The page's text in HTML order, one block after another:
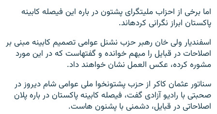
اما برخی از احزاب ملیتگرای پشتون در باره این فیصله کابینه
پاکستان ابراز نگرانی کرده‎اند.
اسفندیار ولی خان رهبر حزب نشنل عوامی تصمیم کابینه مبنی بر
اصلاحات در قبایل را مبهم خوانده و گفته‎است که در این مورد
مشوره کرده، عکس العمل نشان خواهند داد.
سناتور عثمان کاکر از حزب پشتونخوا ملی عوامی شام دیروز در
صحبتی با رادیو آزادی گفت، فیصله کابینه پاکستان در باره پلان
اصلاحاتی در قبایل، دشمنی با پشنون هاست.